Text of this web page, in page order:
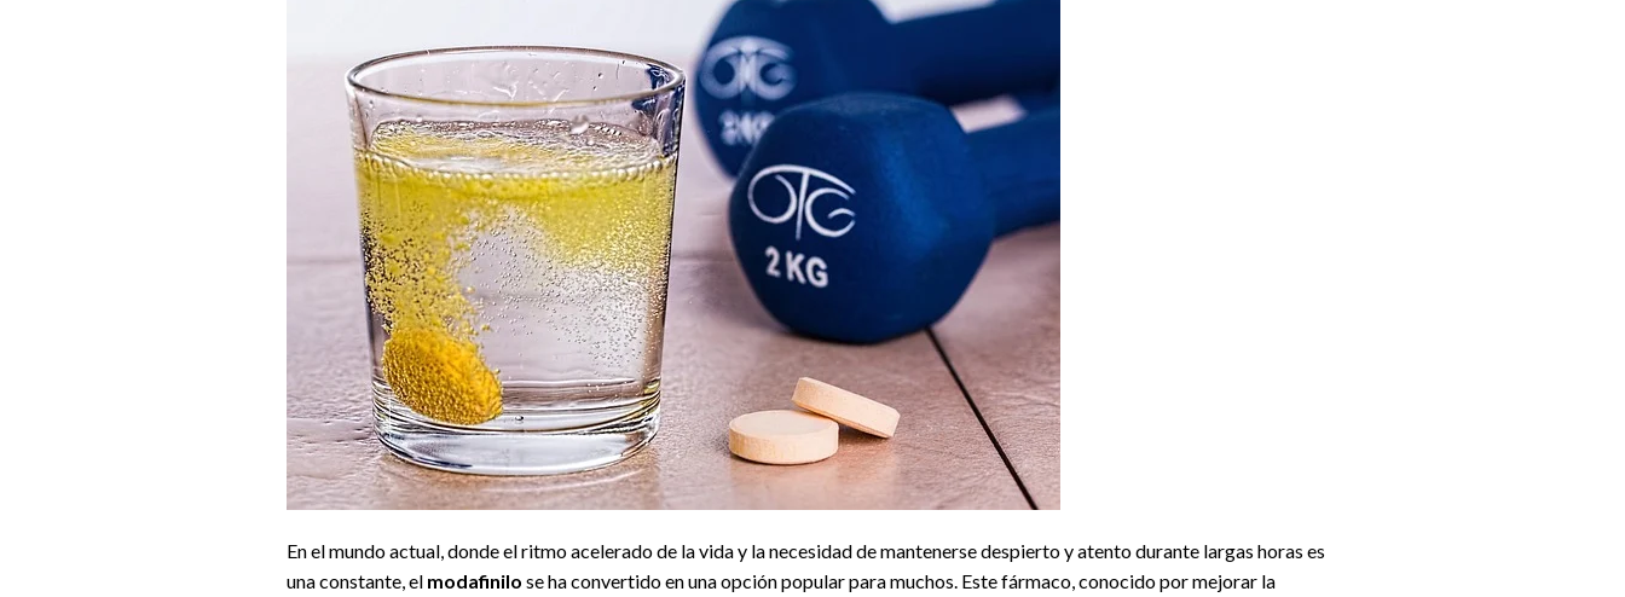
En el mundo actual, donde el ritmo acelerado de la vida y la necesidad de mantenerse despierto y atento durante largas horas es
una constante, el modafinilo se ha convertido en una opción popular para muchos. Este fármaco, conocido por mejorar la